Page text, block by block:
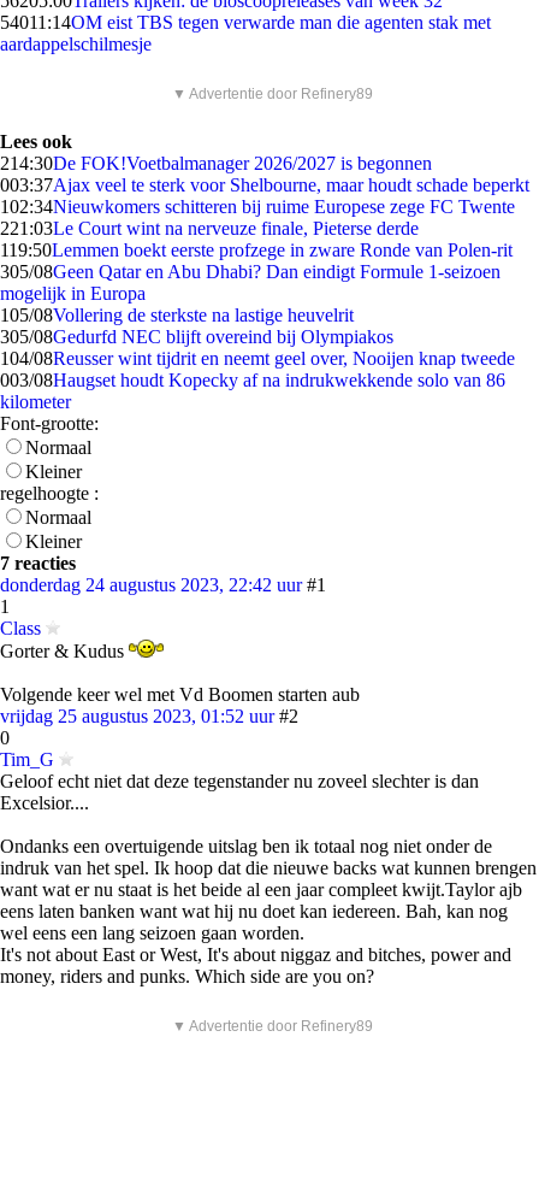
54011:14OM eist TBS tegen verwarde man die agenten stak met
aardappelschilmesje
▼ Advertentie door Refinery89
Lees ook
214:30De FOK!Voetbalmanager 2026/2027 is begonnen
003:37Ajax veel te sterk voor Shelbourne, maar houdt schade beperkt
102:34Nieuwkomers schitteren bij ruime Europese zege FC Twente
221:03Le Court wint na nerveuze finale, Pieterse derde
119:50Lemmen boekt eerste profzege in zware Ronde van Polen-rit
305/08Geen Qatar en Abu Dhabi? Dan eindigt Formule 1-seizoen
mogelijk in Europa
105/08Vollering de sterkste na lastige heuvelrit
305/08Gedurfd NEC blijft overeind bij Olympiakos
104/08Reusser wint tijdrit en neemt geel over, Nooijen knap tweede
003/08Haugset houdt Kopecky af na indrukwekkende solo van 86
kilometer
Font-grootte:
Normaal
Kleiner
regelhoogte :
Normaal
Kleiner
7 reacties
donderdag 24 augustus 2023, 22:42 uur #1
1
Class
Gorter & Kudus
Volgende keer wel met Vd Boomen starten aub
vrijdag 25 augustus 2023, 01:52 uur #2
0
Tim_G
Geloof echt niet dat deze tegenstander nu zoveel slechter is dan
Excelsior....
Ondanks een overtuigende uitslag ben ik totaal nog niet onder de
indruk van het spel. Ik hoop dat die nieuwe backs wat kunnen brengen
want wat er nu staat is het beide al een jaar compleet kwijt.Taylor ajb
eens laten banken want wat hij nu doet kan iedereen. Bah, kan nog
wel eens een lang seizoen gaan worden.
It's not about East or West, It's about niggaz and bitches, power and
money, riders and punks. Which side are you on?
▼ Advertentie door Refinery89